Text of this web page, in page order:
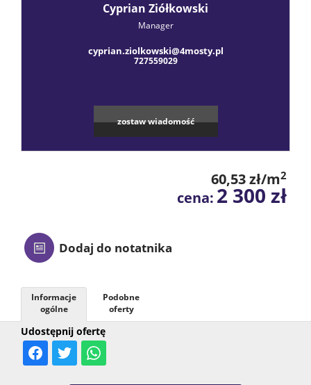
Blog
Cyprian Ziółkowski
Manager
cyprian.ziolkowski@4mosty.pl
727559029
zostaw wiadomość
60,53 zł/m2
cena: 2 300 zł
Dodaj do notatnika
Udostępnij ofertę
Informacje
ogólne
Podobne
oferty